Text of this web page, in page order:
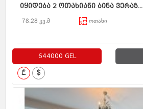
იყიდება 2 ოთახიანი ბინა ვერაზ...
78.28 კვ.მ ოთახი
644000 GEL
₾ $